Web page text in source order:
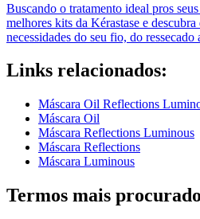
Buscando o tratamento ideal pros
melhores kits da Kérastase e
necessidades do seu fio, do ressecado
Links relacionados:
Máscara Oil Reflections
Máscara Oil
Máscara Reflections Luminous
Máscara Reflections
Máscara Luminous
Termos mais